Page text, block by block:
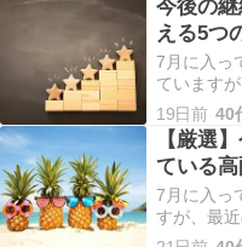
はこれま
られ、バ
ってきて
今後の
える5つ
7月に入っ
ています
げている
で低迷し
くなって
だ、最近
数年前と
19日前 40
【厳選
ている
7月に入っ
すが、最
一部の大